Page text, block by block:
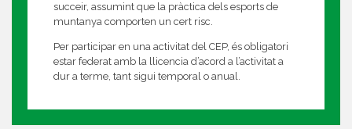
succeir, assumint que la pràctica dels esports de
muntanya comporten un cert risc.
Per participar en una activitat del CEP, és obligatori
estar federat amb la llicencia d’acord a l’activitat a
dur a terme, tant sigui temporal o anual.